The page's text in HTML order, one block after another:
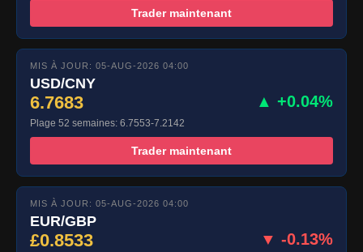
Trader maintenant
MIS À JOUR: 05-AUG-2026 04:00
USD/CNY
6.7683 ▲ +0.04%
Plage 52 semaines: 6.7553-7.2142
Trader maintenant
MIS À JOUR: 05-AUG-2026 04:00
EUR/GBP
£0.8533 ▼ -0.13%